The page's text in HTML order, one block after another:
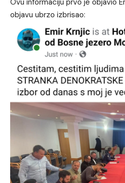
objavu ubrzo izbrisao: